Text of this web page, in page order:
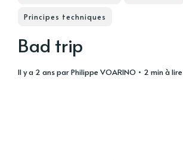
Principes techniques
Bad trip
il y a 2 ansparPhilippe VOARINO • 2 min à lire